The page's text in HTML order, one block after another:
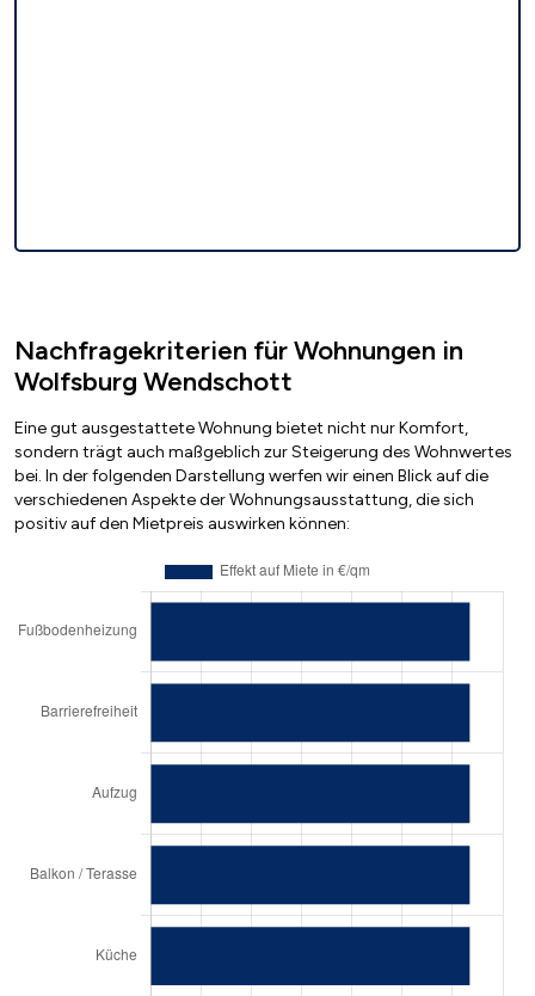
Nachfragekriterien für Wohnungen in
Wolfsburg Wendschott
Eine gut ausgestattete Wohnung bietet nicht nur Komfort,
sondern trägt auch maßgeblich zur Steigerung des Wohnwertes
bei. In der folgenden Darstellung werfen wir einen Blick auf die
verschiedenen Aspekte der Wohnungsausstattung, die sich
positiv auf den Mietpreis auswirken können: